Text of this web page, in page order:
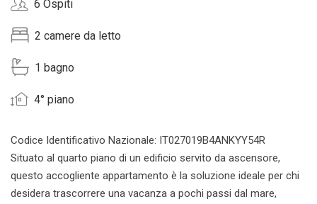
6 Ospiti
2 camere da letto
1 bagno
4° piano
Codice Identificativo Nazionale: IT027019B4ANKYY54R
Situato al quarto piano di un edificio servito da ascensore,
questo accogliente appartamento è la soluzione ideale per chi
desidera trascorrere una vacanza a pochi passi dal mare,